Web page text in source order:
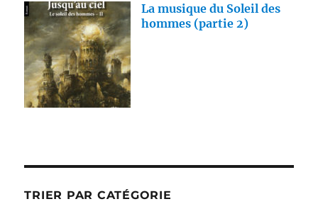
La musique du Soleil des
hommes (partie 2)
TRIER PAR CATÉGORIE